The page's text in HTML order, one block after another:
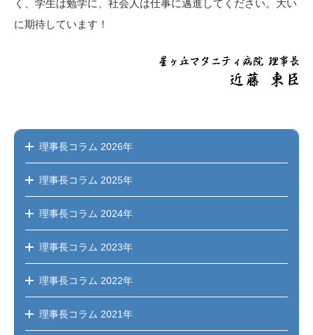
く、学生は勉学に、社会人は仕事に邁進してください。大い
に期待しています！
理事長コラム 2026年
理事長コラム 2025年
理事長コラム 2024年
理事長コラム 2023年
理事長コラム 2022年
理事長コラム 2021年